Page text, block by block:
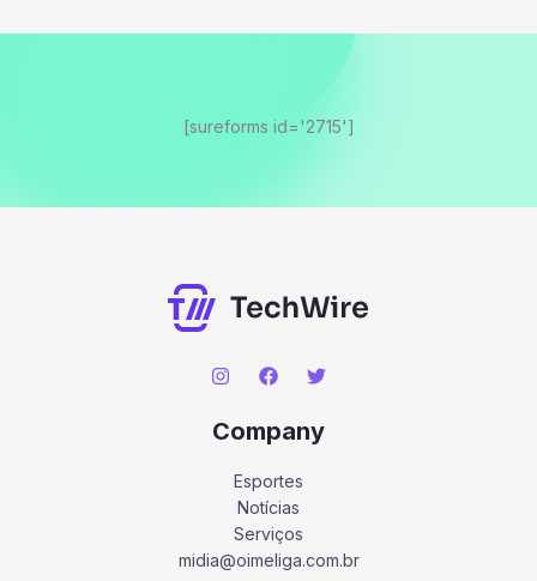
[sureforms id='2715']
Company
Esportes
Notícias
Serviços
midia@oimeliga.com.br